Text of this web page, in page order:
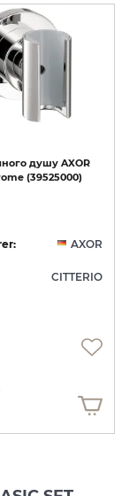
душу AXOR
(39525000)
AXOR
CITTERIO